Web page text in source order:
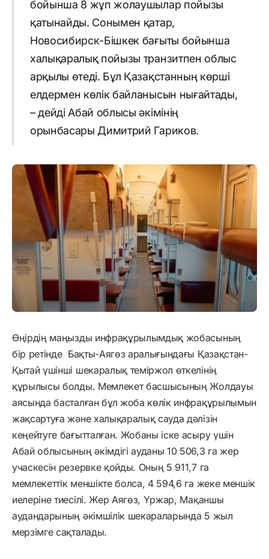
бойынша 8 жұп жолаушылар пойызы
қатынайды. Сонымен қатар,
Новосибирск-Бішкек бағыты бойынша
халықаралық пойызы транзитпен облыс
арқылы өтеді. Бұл Қазақстанның көрші
елдермен көлік байланысын нығайтады,
– дейді Абай облысы әкімінің
орынбасары Димитрий Гариков.
Өңірдің маңызды инфрақұрылымдық жобасының
бір ретінде Бақты-Аягөз аралығындағы Қазақстан-
Қытай үшінші шекаралық теміржол өткелінің
құрылысы болды. Мемлекет басшысының Жолдауы
аясында басталған бұл жоба көлік инфрақұрылымын
жақсартуға және халықаралық сауда дәлізін
кеңейтуге бағытталған. Жобаны іске асыру үшін
Абай облысының әкімдігі ауданы 10 506,3 га жер
учаскесін резервке қойды. Оның 5 911,7 га
мемлекеттік меншікте болса, 4 594,6 га жеке меншік
иелеріне тиесілі. Жер Аягөз, Үржар, Мақаншы
аудандарының әкімшілік шекараларында 5 жыл
мерзімге сақталады.